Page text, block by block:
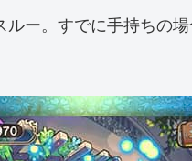
ー。すでに手持ちの